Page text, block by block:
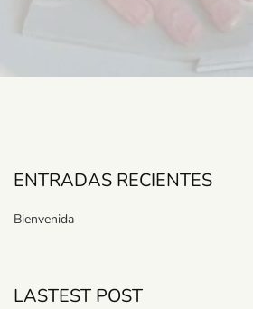
ENTRADAS RECIENTES
Bienvenida
LASTEST POST